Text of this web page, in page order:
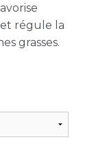
et régule la
grasses.